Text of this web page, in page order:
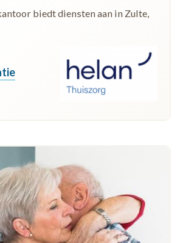
biedt diensten aan in Zulte,